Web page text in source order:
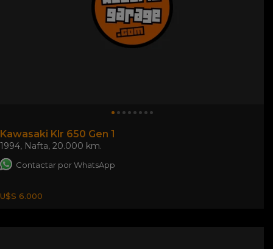
Kawasaki Klr 650 Gen 1
1994, Nafta, 20.000 km.
Contactar por WhatsApp
U$S 6.000